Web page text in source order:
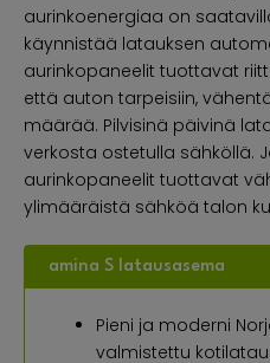
aurinkoenergiaa on
käynnistää latauksen
aurinkopaneelit tuottavat
että auton tarpeisiin,
määrää. Pilvisinä päivinä
verkosta ostetulla sähköllä.
aurinkopaneelit tuottavat
ylimääräistä sähköä talon
amina S latausasema
Pieni ja moderni
valmistettu